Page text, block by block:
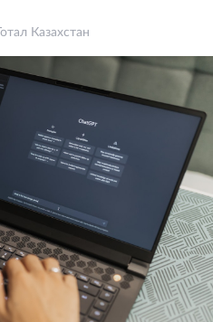
Казахстан